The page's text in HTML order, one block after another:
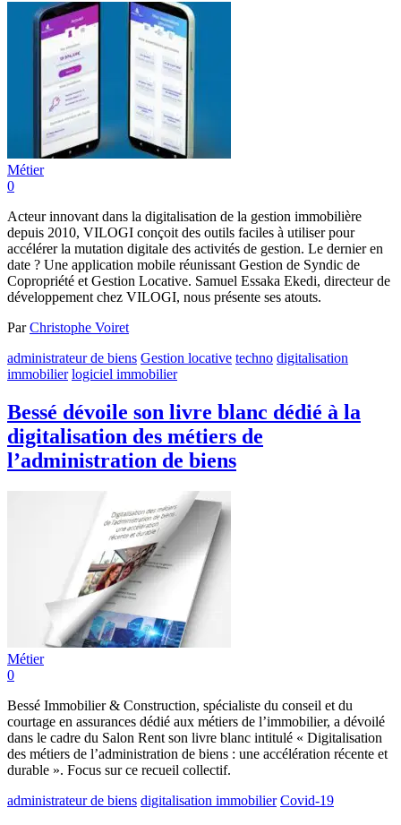
Métier
0
Acteur innovant dans la digitalisation de la gestion immobilière
depuis 2010, VILOGI conçoit des outils faciles à utiliser pour
accélérer la mutation digitale des activités de gestion. Le dernier en
date ? Une application mobile réunissant Gestion de Syndic de
Copropriété et Gestion Locative. Samuel Essaka Ekedi, directeur de
développement chez VILOGI, nous présente ses atouts.
ParChristophe Voiret
administrateur de biens Gestion locative techno digitalisation
immobilier logiciel immobilier
Bessé dévoile son livre blanc dédié à la
digitalisation des métiers de
l’administration de biens
Métier
0
Bessé Immobilier & Construction, spécialiste du conseil et du
courtage en assurances dédié aux métiers de l’immobilier, a dévoilé
dans le cadre du Salon Rent son livre blanc intitulé « Digitalisation
des métiers de l’administration de biens : une accélération récente et
durable ». Focus sur ce recueil collectif.
administrateur de biens digitalisation immobilier Covid-19